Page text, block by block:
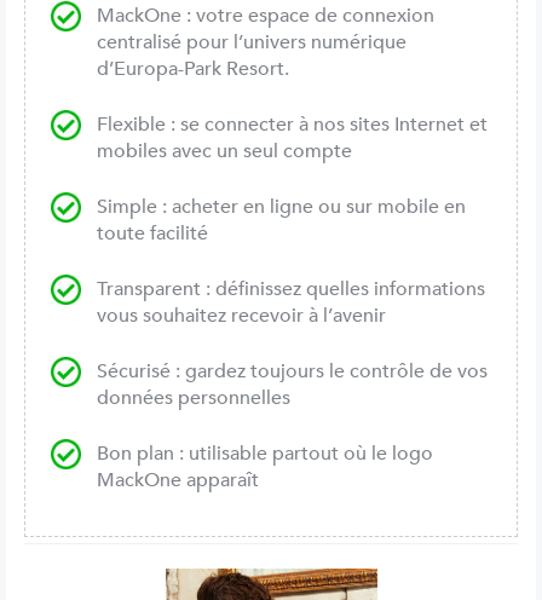
MackOne : votre espace de connexion
centralisé pour l’univers numérique
d’Europa-Park Resort.
Flexible : se connecter à nos sites Internet et
mobiles avec un seul compte
Simple : acheter en ligne ou sur mobile en
toute facilité
Transparent : définissez quelles informations
vous souhaitez recevoir à l’avenir
Sécurisé : gardez toujours le contrôle de vos
données personnelles
Bon plan : utilisable partout où le logo
MackOne apparaît